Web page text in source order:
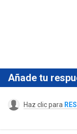
Añade tu
Haz clic para